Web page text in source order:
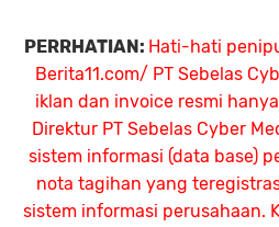
PERRHATIAN: Hati-hati
Berita11.com/ PT Sebelas
iklan dan invoice resmi
Direktur PT Sebelas Cyber
sistem informasi (data base)
nota tagihan yang
sistem informasi perusahaan.